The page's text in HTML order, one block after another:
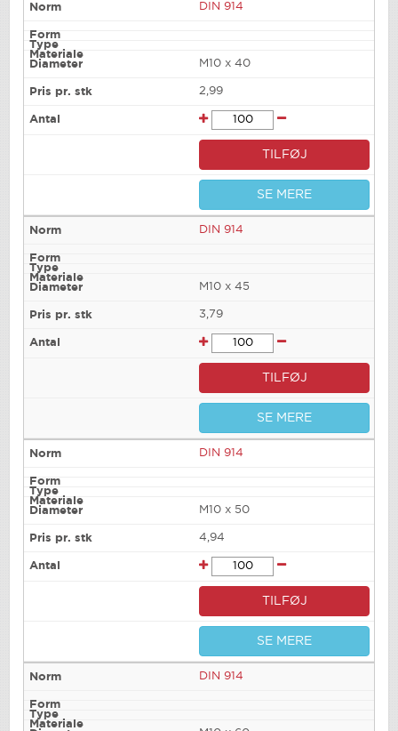
DIN 914
M10 x 40
2,99
TILFØJ
SE MERE
DIN 914
M10 x 45
3,79
TILFØJ
SE MERE
DIN 914
M10 x 50
4,94
TILFØJ
SE MERE
DIN 914